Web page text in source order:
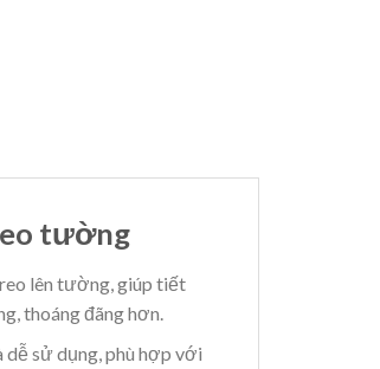
tường
lên tường, giúp tiết
thoáng đãng hơn.
sử dụng, phù hợp với